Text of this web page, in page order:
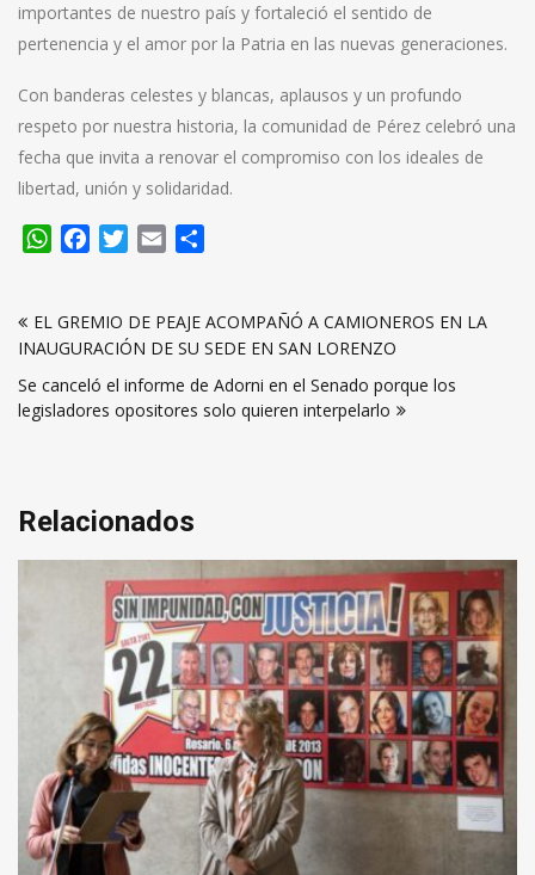
importantes de nuestro país y fortaleció el sentido de
pertenencia y el amor por la Patria en las nuevas generaciones.
Con banderas celestes y blancas, aplausos y un profundo
respeto por nuestra historia, la comunidad de Pérez celebró una
fecha que invita a renovar el compromiso con los ideales de
libertad, unión y solidaridad.
WhatsApp
FacebookTwitter
Email
de
entradas
EL GREMIO DE PEAJE ACOMPAÑÓ A CAMIONEROS EN LA
INAUGURACIÓN DE SU SEDE EN SAN LORENZO
Se canceló el informe de Adorni en el Senado porque los
legisladores opositores solo quieren interpelarlo
Relacionados